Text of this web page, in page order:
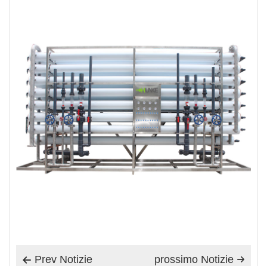
 Prev Notizie 
prossimo Notizie